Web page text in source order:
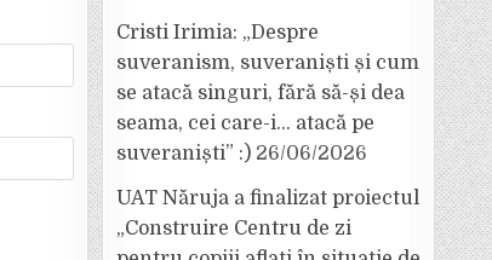
Cristi Irimia: „Despre
suveranism, suveraniști și cum
se atacă singuri, fără să-și dea
seama, cei care-i… atacă pe
suveraniști” :) 26/06/2026
UAT Năruja a finalizat proiectul
„Construire Centru de zi